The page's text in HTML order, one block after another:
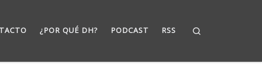
¿POR QUÉ DH? PODCAST RSS